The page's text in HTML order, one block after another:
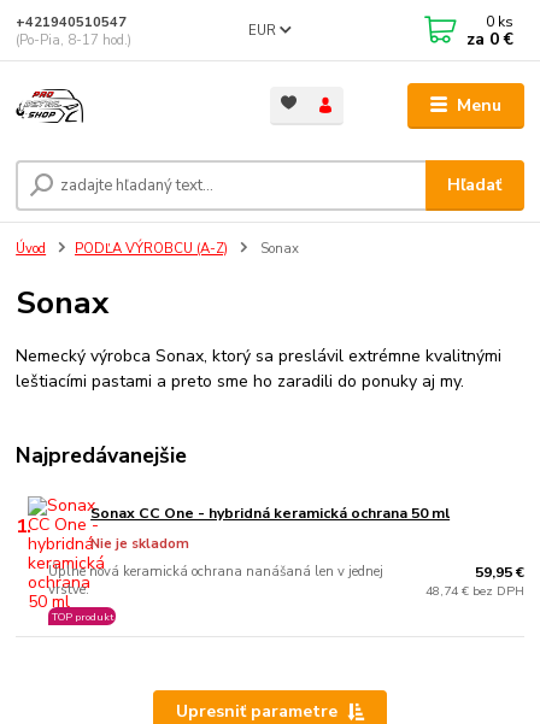
Menu
EUR
Hľadať
+421940510547
(Po-Pia, 8-17 hod.)
0 ks
za 0 €
Úvod PODĽA VÝROBCU (A-Z) Sonax
Sonax
Nemecký výrobca Sonax, ktorý sa preslávil extrémne kvalitnými
leštiacími pastami a preto sme ho zaradili do ponuky aj my.
Najpredávanejšie
1. Sonax CC One - hybridná keramická ochrana 50 ml
Úplne nová keramická ochrana nanášaná len v jednej
vrstve.
Nie je skladom
TOP produkt
59,95 €
48,74 € bez DPH
Upresniť parametre